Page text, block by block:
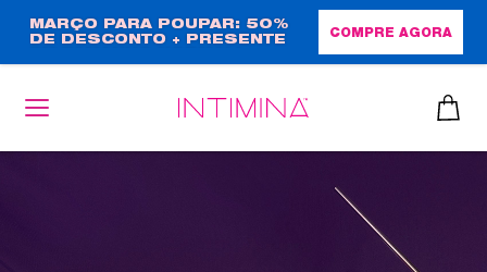
para
o
conteúdo
principal
MARÇO PARA POUPAR: 50%
DE DESCONTO + PRESENTE
COMPRE AGORA